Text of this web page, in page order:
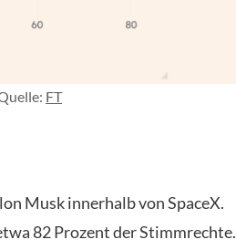
FT
Musk innerhalb von SpaceX.
82 Prozent der Stimmrechte.